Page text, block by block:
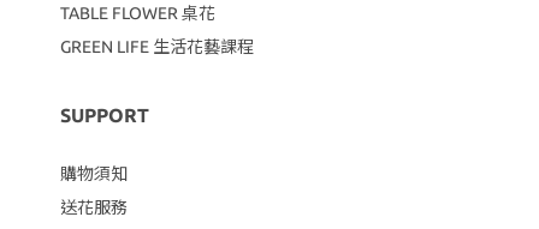
TABLE FLOWER 桌花
GREEN LIFE 生活花藝課程
SUPPORT
購物須知
送花服務